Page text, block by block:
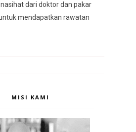
dari doktor dan pakar
mendapatkan rawatan
MISI KAMI